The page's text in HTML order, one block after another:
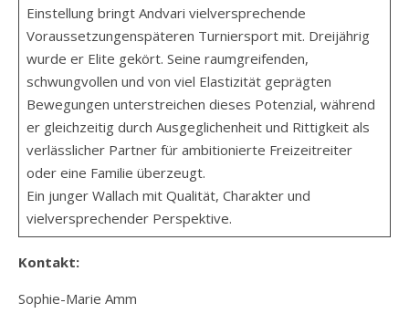
Einstellung bringt Andvari vielversprechende
Voraussetzungenspäteren Turniersport mit. Dreijährig
wurde er Elite gekört. Seine raumgreifenden,
schwungvollen und von viel Elastizität geprägten
Bewegungen unterstreichen dieses Potenzial, während
er gleichzeitig durch Ausgeglichenheit und Rittigkeit als
verlässlicher Partner für ambitionierte Freizeitreiter
oder eine Familie überzeugt.
Ein junger Wallach mit Qualität, Charakter und
vielversprechender Perspektive.
Kontakt:
Sophie-Marie Amm